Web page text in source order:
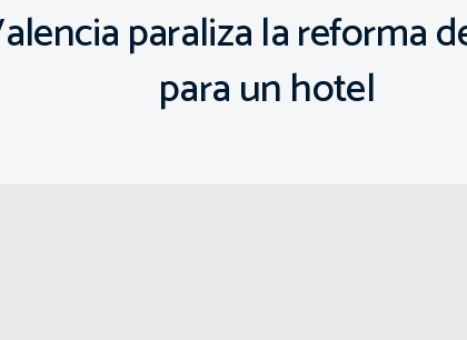
paraliza la reforma
para un hotel